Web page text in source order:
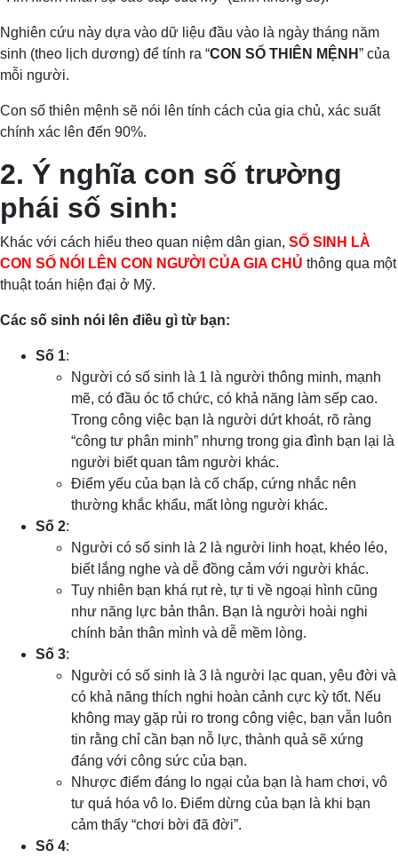
Nghiên cứu này dựa vào dữ liệu đầu vào là ngày tháng năm
sinh (theo lịch dương) để tính ra “CON SỐ THIÊN MỆNH” của
mỗi người.
Con số thiên mệnh sẽ nói lên tính cách của gia chủ, xác suất
chính xác lên đến 90%.
2. Ý nghĩa con số trường
phái số sinh:
Khác với cách hiểu theo quan niệm dân gian, SỐ SINH LÀ
CON SỐ NÓI LÊN CON NGƯỜI CỦA GIA CHỦ thông qua một
thuật toán hiện đại ở Mỹ.
Các số sinh nói lên điều gì từ bạn:
Số 1:
Người có số sinh là 1 là người thông minh, mạnh
mẽ, có đầu óc tổ chức, có khả năng làm sếp cao.
Trong công việc bạn là người dứt khoát, rõ ràng
“công tư phân minh” nhưng trong gia đình bạn lại là
người biết quan tâm người khác.
Điểm yếu của bạn là cố chấp, cứng nhắc nên
thường khắc khẩu, mất lòng người khác.
Số 2:
Người có số sinh là 2 là người linh hoạt, khéo léo,
biết lắng nghe và dễ đồng cảm với người khác.
Tuy nhiên bạn khá rụt rè, tự ti về ngoại hình cũng
như năng lực bản thân. Bạn là người hoài nghi
chính bản thân mình và dễ mềm lòng.
Số 3:
Người có số sinh là 3 là người lạc quan, yêu đời và
có khả năng thích nghi hoàn cảnh cực kỳ tốt. Nếu
không may gặp rủi ro trong công việc, bạn vẫn luôn
tin rằng chỉ cần bạn nỗ lực, thành quả sẽ xứng
đáng với công sức của bạn.
Nhược điểm đáng lo ngại của bạn là ham chơi, vô
tư quá hóa vô lo. Điểm dừng của bạn là khi bạn
cảm thấy “chơi bời đã đời”.
Số 4: